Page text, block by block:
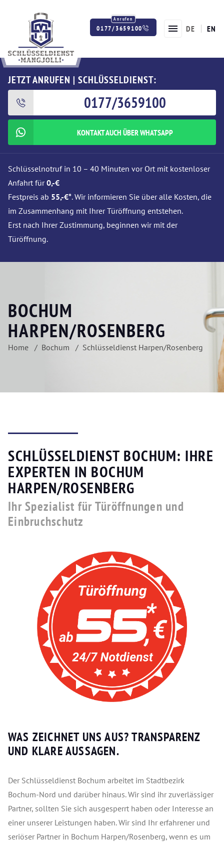
0177/3659100 DE EN
JETZT ANRUFEN | SCHLÜSSELDIENST:
0177/3659100
KONTAKT AUCH ÜBER WHATSAPP
Schlüsselnotruf in 10 – 40 Minuten vor Ort mit kostenloser
Anfahrt für0,-€
Festpreis ab 55,-€*. Wir informieren Sie über alle Kosten, die
im Zusammenhang mit Ihrer Türöffnung entstehen.
Erst nach Ihrer Zustimmung, beginnen wir mit der
Türöffnung.
BOCHUM
HARPEN/ROSENBERG
Home Bochum Schlüsseldienst Harpen/Rosenberg
SCHLÜSSELDIENST BOCHUM: IHRE
EXPERTEN IN BOCHUM
HARPEN/ROSENBERG
Ihr Spezialist für Türöffnungen und
Einbruchschutz
WAS ZEICHNET UNS AUS?TRANSPARENZ
UND KLARE AUSSAGEN.
Der Schlüsseldienst Bochum arbeitet im Stadtbezirk
Bochum-Nord und darüber hinaus. Wir sind ihr zuverlässiger
Partner, sollten Sie sich ausgesperrt haben oder Interesse an
einer unserer Leistungen haben. Wir sind Ihr erfahrener und
seriöser Partner in Bochum Harpen/Rosenberg, wenn es um